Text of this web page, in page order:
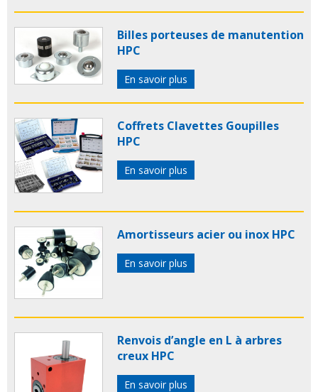
Billes porteuses de manutention
HPC
En savoir plus
Coffrets Clavettes Goupilles
HPC
En savoir plus
Amortisseurs acier ou inox HPC
En savoir plus
Renvois d’angle en L à arbres
creux HPC
En savoir plus